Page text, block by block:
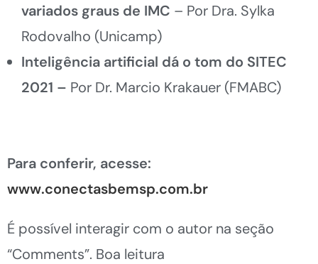
variados graus de IMC – Por Dra. Sylka
Rodovalho (Unicamp)
Inteligência artificial dá o tom do SITEC
2021 – Por Dr. Marcio Krakauer (FMABC)
Para conferir, acesse:
www.conectasbemsp.com.br
É possível interagir com o autor na seção
“Comments”. Boa leitura